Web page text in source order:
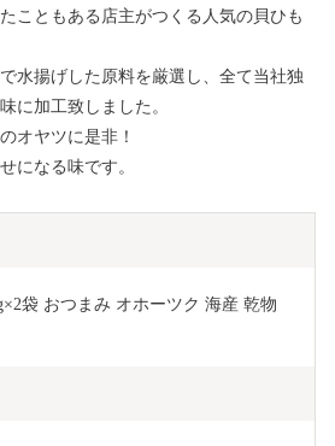
こともある店主がつくる人気の貝ひも
水揚げした原料を厳選し、全て当社独
に加工致しました。
オヤツに是非！
になる味です。
袋 おつまみ オホーツク 海産 乾物